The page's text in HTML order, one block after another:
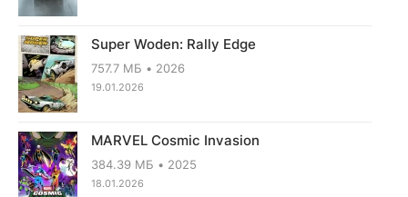
Super Woden: Rally Edge
757.7 МБ 2026
19.01.2026
MARVEL Cosmic Invasion
384.39 МБ 2025
18.01.2026